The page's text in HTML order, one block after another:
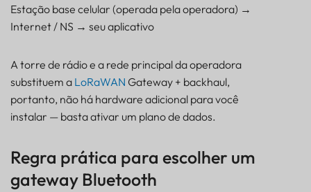
Estação base celular (operada pela operadora) →
Internet / NS → seu aplicativo
A torre de rádio e a rede principal da operadora
substituem a LoRaWAN Gateway + backhaul,
portanto, não há hardware adicional para você
instalar — basta ativar um plano de dados.
Regra prática para escolher um
gateway Bluetooth